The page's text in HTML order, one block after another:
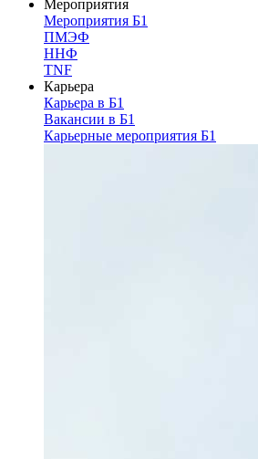
Мероприятия
Мероприятия Б1
ПМЭФ
ННФ
TNF
Карьера
Карьера в Б1
Вакансии в Б1
Карьерные мероприятия Б1